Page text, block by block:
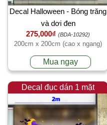
Decal Halloween - Bóng trăng
và dơi đen
275,000₫ (BDA-10292)
200cm x 200cm (cao x ngang)
Mua ngay
Decal đục dán 1 mặt